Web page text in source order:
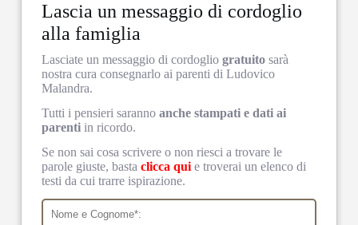
Lascia un messaggio di cordoglio
alla famiglia
Lasciate un messaggio di cordogliogratuito sarà
nostra cura consegnarlo ai parenti di Ludovico
Malandra.
Tutti i pensieri sarannoanche stampati e dati ai
parenti in ricordo.
Se non sai cosa scrivere o non riesci a trovare le
parole giuste, bastaclicca qui e troverai un elenco di
testi da cui trarre ispirazione.